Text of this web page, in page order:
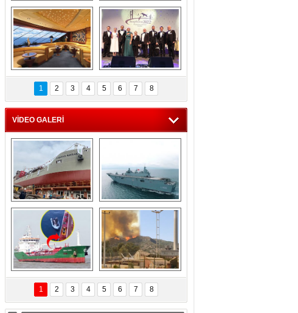
“Gemi içinde gemi”
konsepti ile MSC
Splendida
Dünyada tek!
Denizaltı yüzer
havuzu intikal
seyrine başladı
MSC'den 55 milyon
euroluk turizm geliri
müjdesi
5. Bosphorus Ship
Brokers Dinner,
İstanbul’da yapıldı
1 2 3 4 5 6 7 8
VİDEO GALERİ
Çeksan Tersanesi,
Başaran Bayrak
tankerini suya
indirdi
TCG Anadolu,
tersane teknik
seyrini tamamladı
Göçmenlerin
imdadına Türk
sahipli MINA DENIZ
yetişti
Milas’taki yangın
yeniden termik
santrallere doğru
ilerliyor
1 2 3 4 5 6 7 8